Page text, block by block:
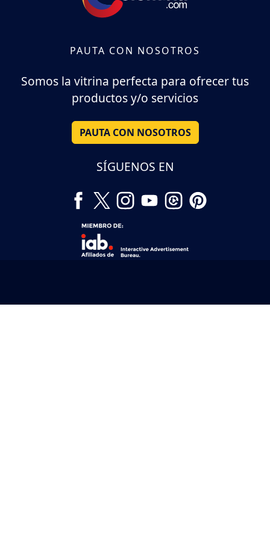
PAUTA CON NOSOTROS
Somos la vitrina perfecta para ofrecer tus
productos y/o servicios
PAUTA CON NOSOTROS
SÍGUENOS EN